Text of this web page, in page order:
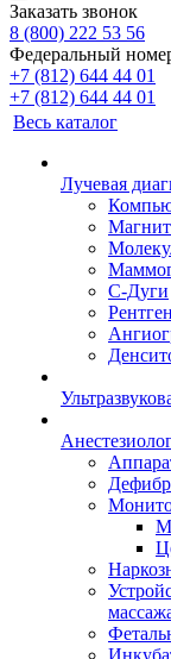
Заказать звонок
8 (800) 222 53 56
Федеральный
+7 (812) 644 44 01
+7 (812) 644 44 01
Весь каталог
Лучевая
С-Дуги